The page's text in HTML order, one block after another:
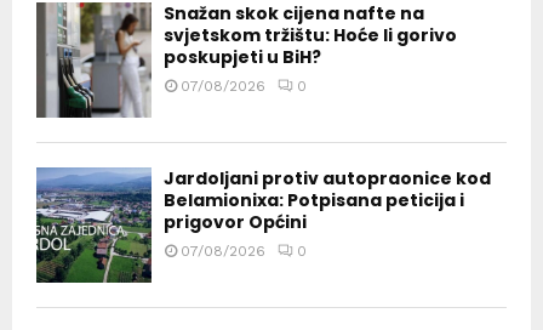
Snažan skok cijena nafte na
svjetskom tržištu: Hoće li gorivo
poskupjeti u BiH?
07/08/2026 0
Jardoljani protiv autopraonice kod
Belamionixa: Potpisana peticija i
prigovor Općini
07/08/2026 0